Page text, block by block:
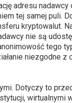
adresu nadawcy
tej samej puli.
kryptowalut.
nie są
tego
niezgodne z
Dotyczy to
wirtualnymi